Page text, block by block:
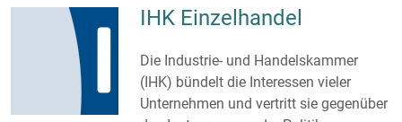
IHK Einzelhandel
Die Industrie- und Handelskammer
(IHK) bündelt die Interessen vieler
Unternehmen und vertritt sie gegenüber